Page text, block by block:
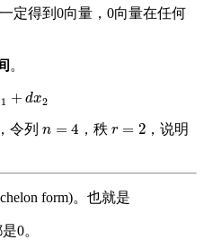
定得到0向量，0向量在任何
。
1 + dx2
+dx2
令列 n = 4
n=4 ，秩 r = 2
r=2
，说明
form)。也就是
0。